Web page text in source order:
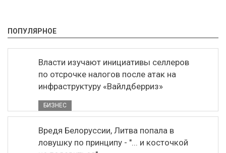
ПОПУЛЯРНОЕ
Власти изучают инициативы селлеров
по отсрочке налогов после атак на
инфраструктуру «Вайлдберриз»
БИЗНЕС
Вредя Белоруссии, Литва попала в
ловушку по принципу - "... и косточкой